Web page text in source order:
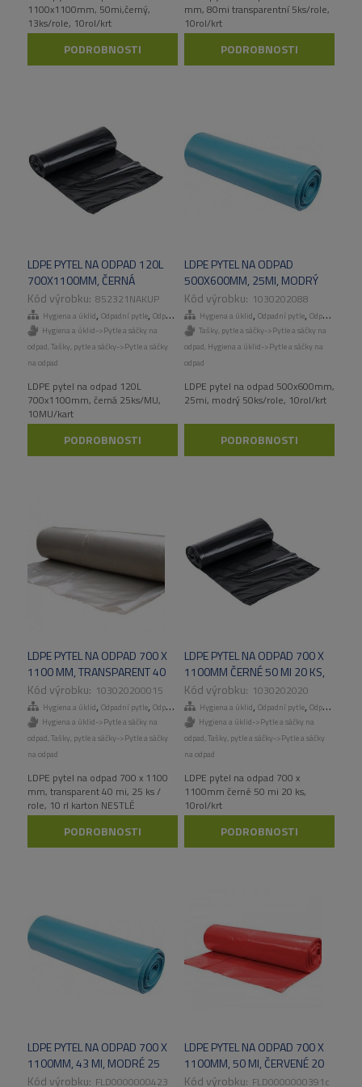
1100x1100mm, 50mi,černý,
13ks/role, 10rol/krt
PODROBNOSTI
mm, 80mi transparentní 5ks/role,
10rol/krt
PODROBNOSTI
LDPE PYTEL NA ODPAD 120L
700X1100MM, ČERNÁ
25KS/MU, 10MU/KART
852321NAKUP
Hygiena a úklid, Odpadní pytle, Odpadní pytle ,Tašky, pytle a sáčky
Hygiena a úklid->Pytle a sáčky na
odpad, Tašky, pytle a sáčky->Pytle a sáčky
na odpad
LDPE pytel na odpad 120L
700x1100mm, černá 25ks/MU,
10MU/kart
PODROBNOSTI
LDPE PYTEL NA ODPAD
500X600MM, 25MI, MODRÝ
50KS/ROLE, 10ROL/KART
1030202088
Hygiena a úklid, Odpadní pytle, Odpadní pytle
Tašky, pytle a sáčky->Pytle a sáčky na
odpad, Hygiena a úklid->Pytle a sáčky na
odpad
LDPE pytel na odpad 500x600mm,
25mi, modrý 50ks/role, 10rol/krt
PODROBNOSTI
LDPE PYTEL NA ODPAD 700 X
1100 MM, TRANSPARENT 40
MI, 25 KS / ROLE, 10 RL
KARTON NESTLÉ
103020200015
Hygiena a úklid, Odpadní pytle, Odpadní pytle ,Tašky, pytle a sáčky
Hygiena a úklid->Pytle a sáčky na
odpad, Tašky, pytle a sáčky->Pytle a sáčky
na odpad
LDPE pytel na odpad 700 x 1100
mm, transparent 40 mi, 25 ks /
role, 10 rl karton NESTLÉ
PODROBNOSTI
LDPE PYTEL NA ODPAD 700 X
1100MM ČERNÉ 50 MI 20 KS,
10ROL/KART 1030202020
Hygiena a úklid, Odpadní pytle, Odpadní pytle
Hygiena a úklid->Pytle a sáčky na
odpad, Tašky, pytle a sáčky->Pytle a sáčky
na odpad
LDPE pytel na odpad 700 x
1100mm černé 50 mi 20 ks,
10rol/krt
PODROBNOSTI
LDPE PYTEL NA ODPAD 700 X
1100MM, 43 MI, MODRÉ 25
KS/RL
FLD0000000423
LDPE PYTEL NA ODPAD 700 X
1100MM, 50 MI, ČERVENÉ 20
KS
FLD0000000391c